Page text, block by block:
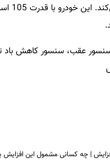
عقب، سنسور کاهش باد